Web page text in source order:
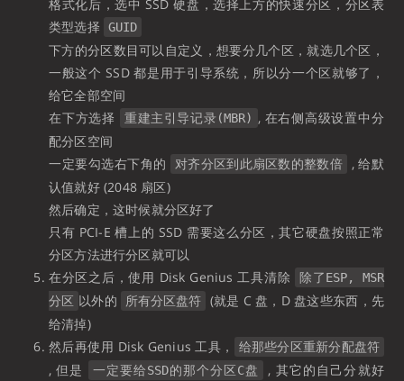
格式化后，选中 SSD 硬盘，选择上方的快速分区，分区表
类型选择
GUID
下方的分区数目可以自定义，想要分几个区，就选几个区，
一般这个 SSD 都是用于引导系统，所以分一个区就够了，
给它全部空间
在下方选择
重建主引导记录(MBR) , 在右侧高级设置中分
配分区空间
一定要勾选右下角的
对齐分区到此扇区数的整数倍
, 给默
认值就好 (2048 扇区)
然后确定，这时候就分区好了
只有 PCI-E 槽上的 SSD 需要这么分区，其它硬盘按照正常
分区方法进行分区就可以
在分区之后，使用 Disk Genius 工具清除
除了ESP, MSR
分区 以外的 所有分区盘符
(就是 C 盘，D 盘这些东西，先
给清掉)
然后再使用 Disk Genius 工具，
给那些分区重新分配盘符
, 但是 一定要给SSD的那个分区C盘 , 其它的自己分就好